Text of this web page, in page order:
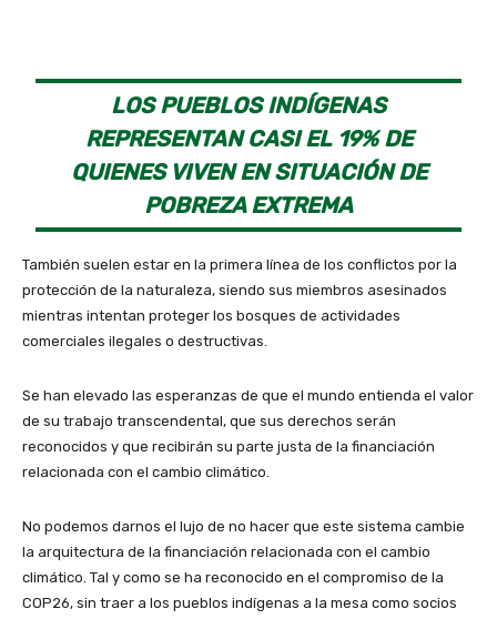
LOS PUEBLOS INDÍGENAS
REPRESENTAN CASI EL 19% DE
QUIENES VIVEN EN SITUACIÓN DE
POBREZA EXTREMA
También suelen estar en la primera línea de los conflictos por la
protección de la naturaleza, siendo sus miembros asesinados
mientras intentan proteger los bosques de actividades
comerciales ilegales o destructivas.
Se han elevado las esperanzas de que el mundo entienda el valor
de su trabajo transcendental, que sus derechos serán
reconocidos y que recibirán su parte justa de la financiación
relacionada con el cambio climático.
No podemos darnos el lujo de no hacer que este sistema cambie
la arquitectura de la financiación relacionada con el cambio
climático. Tal y como se ha reconocido en el compromiso de la
COP26, sin traer a los pueblos indígenas a la mesa como socios